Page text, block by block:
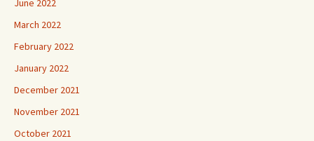
June 2022
March 2022
February 2022
January 2022
December 2021
November 2021
October 2021